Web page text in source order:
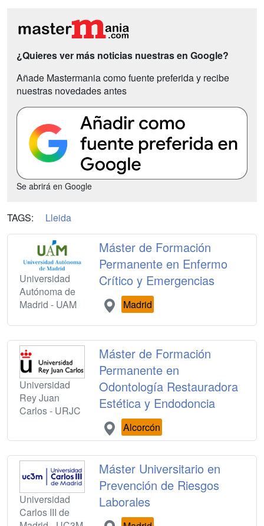
¿Quieres ver más noticias nuestras en Google?
Añade Mastermania como fuente preferida y recibe
nuestras novedades antes
Se abrirá en Google
TAGS: Lleida
Universidad
Autónoma de
Madrid - UAM
Máster de Formación
Permanente en Enfermo
Crítico y Emergencias
Madrid
Universidad
Rey Juan
Carlos - URJC
Máster de Formación
Permanente en
Odontología Restauradora
Estética y Endodoncia
Alcorcón
Universidad
Carlos III de
Máster Universitario en
Prevención de Riesgos
Laborales